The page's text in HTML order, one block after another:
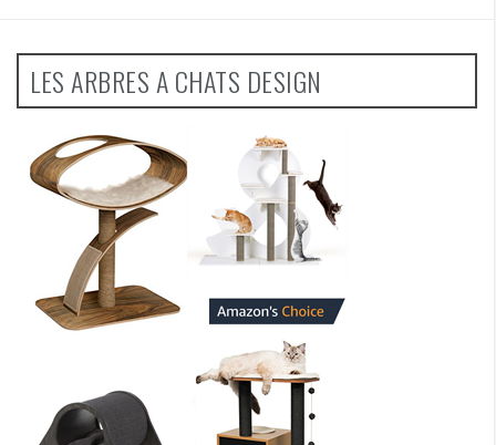
LES ARBRES A CHATS DESIGN